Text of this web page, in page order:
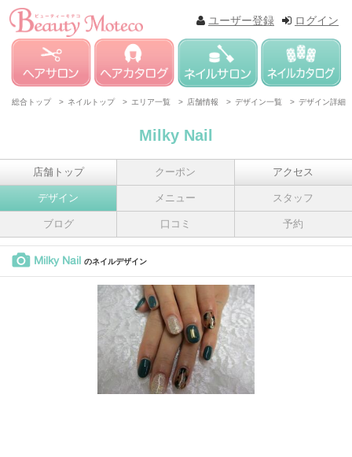
ログイン
ユーザー登録
総合トップ > ネイルトップ > エリア一覧 > 店舗情報 > デザイン一覧 > デザイン詳細
Milky Nail
店舗トップ クーポン アクセス
デザイン メニュー スタッフ
ブログ 口コミ 予約
Milky Nail のネイルデザイン